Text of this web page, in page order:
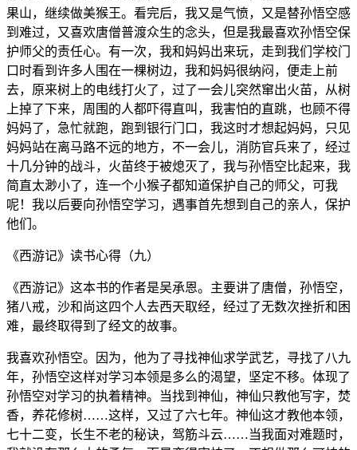
果山，继续做美猴王。看完后，我又是气愤，又是替孙悟空感
到难过，又喜欢唐僧普渡众生的念头，但是我最喜欢孙悟空保
护师父的责任心。有一次，我和妈妈出来玩，走到我们学校门
口时看到许多人围在一棵树边，我和妈妈很纳闷，便走上前
去，原来树上的电线打火了，过了一会儿突然窜出火苗，从树
上掉了下来，周围的人都吓得直叫，我害怕的直跳，也顾不得
妈妈了，急忙就跑，跑到银行门口，我这时才想起妈妈，只见
妈妈站在离马路不远的地方，不一会儿，消防官兵来了，经过
十几分钟的战斗，火苗终于被熄灭了，我与孙悟空比起来，我
简直太渺小了，连一个小猴子都知道保护自己的师父，可我
呢！我以后要向孙悟空学习，遇事首先想到自己的亲人，保护
他们。
《西游记》读书心得（九）
《西游记》这本书的作者是吴承恩。主要讲了唐僧，孙悟空，
猪八戒，沙和尚这四个人去西天取经，经过了无数次挫折和困
难，最终取得到了经文的故事。
我喜欢孙悟空。因为，他为了寻找神仙求学武艺，寻找了八九
年，孙悟空这样对学习本领是多么的渴望，坚定不移。体现了
孙悟空对学习的执着精神。当找到神仙，神仙只教他写字，焚
香，养花修树……这样，又过了六七年。神仙这才教他本领，
七十二变，长生不老的秘诀，驾筋斗云……当我面对难题时，